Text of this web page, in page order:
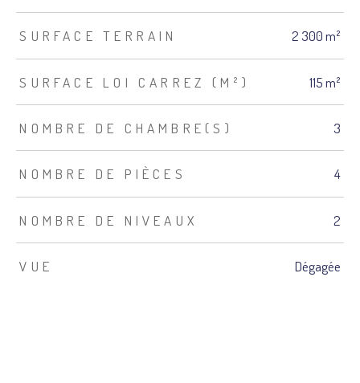
SURFACE TERRAIN 2 300 m²
SURFACE LOI CARREZ (M²) 115 m²
NOMBRE DE CHAMBRE(S) 3
NOMBRE DE PIÈCES 4
NOMBRE DE NIVEAUX 2
VUE Dégagée